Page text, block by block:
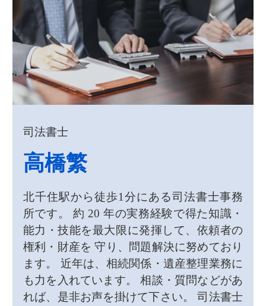
司法書士
高橋繁
北千住駅から徒歩1分にある司法書士事務
所です。 約 20 年の実務経験で得た知識・
能力・技能を最大限に発揮して、依頼者の
権利・財産を 守り、問題解決に努めており
ます。 近年は、相続関係・遺産整理業務に
も力を入れています。 相談・質問などがあ
れば、是非お声を掛けて下さい。 司法書士